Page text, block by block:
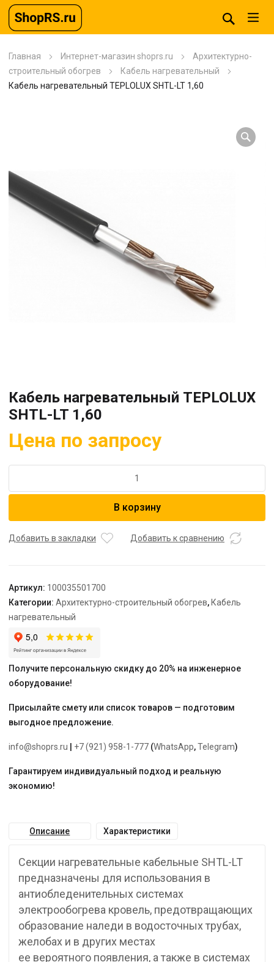
Главная Интернет-магазин shoprs.ru
Архитектурно-
строительный обогрев
Кабель нагревательный
Кабель нагревательный TEPLOLUX SHTL-LT 1,60
Кабель нагревательный TEPLOLUX
SHTL-LT 1,60
Цена по запросу
Кабель
SHTL-
В корзину
Добавить в закладки Добавить к сравнению
Артикул: 100035501700
Категории: Архитектурно-строительный обогрев, Кабель
нагревательный
Получите персональную скидку до 20% на инженерное
оборудование!
Присылайте смету или список товаров — подготовим
выгодное предложение.
info@shoprs.ru +7 (921) 958-1-777 (WhatsApp,Telegram)
Гарантируем индивидуальный подход и реальную
экономию!
Описание Характеристики
Секции нагревательные кабельные SHTL-LT
предназначены для использования в
антиобледенительных системах
электрообогрева кровель, предотвращающих
образование наледи в водосточных трубах,
желобах и в других местах
ее вероятного появления, а также в системах